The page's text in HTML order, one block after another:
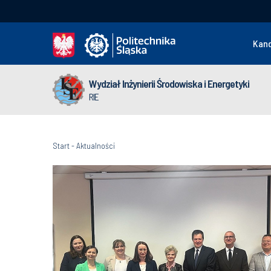
Wydział Inżynierii Środowiska i Energetyki
RIE
Start-Aktualności